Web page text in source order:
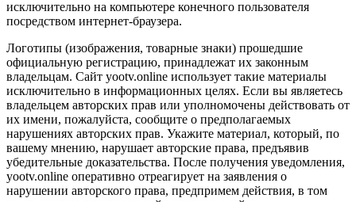
исключительно на компьютере конечного пользователя
посредством интернет-браузера.
Логотипы (изображения, товарные знаки) прошедшие
официальную регистрацию, принадлежат их законным
владельцам. Сайт yootv.online использует такие материалы
исключительно в информационных целях. Если вы являетесь
владельцем авторских прав или уполномочены действовать от
их имени, пожалуйста, сообщите о предполагаемых
нарушениях авторских прав. Укажите материал, который, по
вашему мнению, нарушает авторские права, предъявив
убедительные доказательства. После получения уведомления,
yootv.online оперативно отреагирует на заявления о
нарушении авторского права, предпримем действия, в том